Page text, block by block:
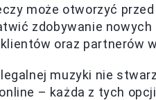
może otworzyć
zdobywanie
oraz partnerów
muzyki nie
– każda z tych